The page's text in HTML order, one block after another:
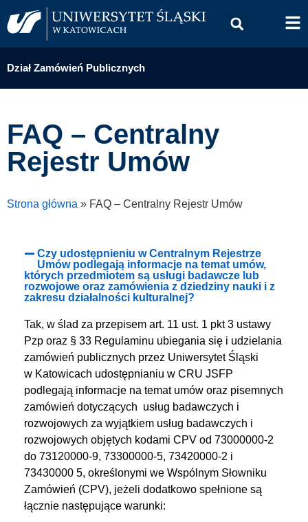
Dział Zamówień Publicznych
FAQ – Centralny
Rejestr Umów
Strona główna » FAQ – Centralny Rejestr Umów
Czy udostępnieniu w Centralnym Rejestrze
Umów podlegają informacje na temat umów,
których przedmiotem są usługi badawcze lub
rozwojowe oraz zamówienia z dziedziny nauki i z
zakresu działalności kulturalnej?
Tak, w ślad za przepisem art. 11 ust. 1 pkt 3 ustawy
Pzp oraz § 33 Regulaminu ubiegania się i udzielania
zamówień publicznych przez Uniwersytet Śląski
w Katowicach udostępnianiu w CRU JSFP
podlegają informacje na temat umów oraz pisemnych
zamówień dotyczących usług badawczych i
rozwojowych za wyjątkiem usług badawczych i
rozwojowych objętych kodami CPV od 73000000-2
do 73120000-9, 73300000-5, 73420000-2 i
73430000 5, określonymi we Wspólnym Słowniku
Zamówień (CPV), jeżeli dodatkowo spełnione są
łącznie następujące warunki: